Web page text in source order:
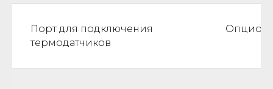
Порт для подключения
термодатчиков